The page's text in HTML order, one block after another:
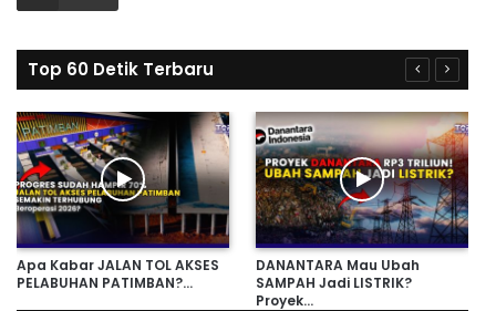
Top 60 Detik Terbaru
Apa Kabar JALAN TOL AKSES
PELABUHAN PATIMBAN?…
DANANTARA Mau Ubah
SAMPAH Jadi LISTRIK?
Proyek…